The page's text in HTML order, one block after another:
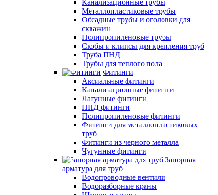
Канализационные трубы
Металлопластиковые трубы
Обсадные трубы и оголовки для
скважин
Полипропиленовые трубы
Скобы и клипсы для крепления труб
Труба ПНД
Трубы для теплого пола
Фитинги
Аксиальные фитинги
Канализационные фитинги
Латунные фитинги
ПНД фитинги
Полипропиленовые фитинги
Фитинги для металлопластиковых
труб
Фитинги из черного металла
Чугунные фитинги
Запорная
арматура для труб
Водопроводные вентили
Водоразборные краны